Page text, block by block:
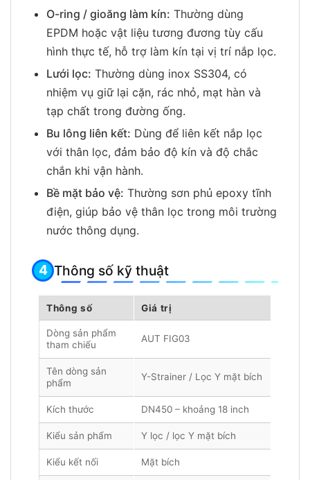
O-ring / gioăng làm kín: Thường dùng
EPDM hoặc vật liệu tương đương tùy cấu
hình thực tế, hỗ trợ làm kín tại vị trí nắp lọc.
Lưới lọc: Thường dùng inox SS304, có
nhiệm vụ giữ lại cặn, rác nhỏ, mạt hàn và
tạp chất trong đường ống.
Bu lông liên kết: Dùng để liên kết nắp lọc
với thân lọc, đảm bảo độ kín và độ chắc
chắn khi vận hành.
Bề mặt bảo vệ: Thường sơn phủ epoxy tĩnh
điện, giúp bảo vệ thân lọc trong môi trường
nước thông dụng.
Thông số kỹ thuật
Thông số Giá trị
Dòng sản phẩm
tham chiếu
AUT FIG03
Tên dòng sản
phẩm
Y-Strainer / Lọc Y mặt bích
Kích thước DN450 – khoảng 18 inch
Kiểu sản phẩm Y lọc / lọc Y mặt bích
Kiểu kết nối Mặt bích